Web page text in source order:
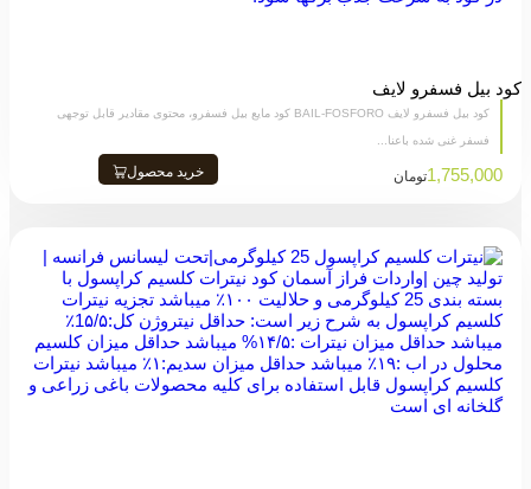
کود بیل فسفرو لایف
کود بیل فسفرو لایف BAIL-FOSFORO کود مایع بیل فسفرو، محتوی مقادیر قابل توجهی
فسفر غنی شده باعنا...
1,755,000تومان خرید محصول